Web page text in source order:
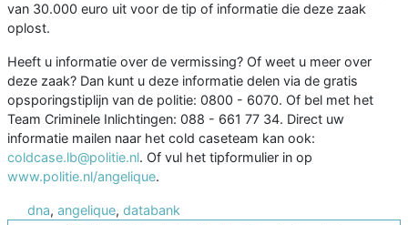
van 30.000 euro uit voor de tip of informatie die deze zaak
oplost.
Heeft u informatie over de vermissing? Of weet u meer over
deze zaak? Dan kunt u deze informatie delen via de gratis
opsporingstiplijn van de politie: 0800 - 6070. Of bel met het
Team Criminele Inlichtingen: 088 - 661 77 34. Direct uw
informatie mailen naar het cold caseteam kan ook:
coldcase.lb@politie.nl. Of vul het tipformulier in op
www.politie.nl/angelique.
dna, angelique, databank